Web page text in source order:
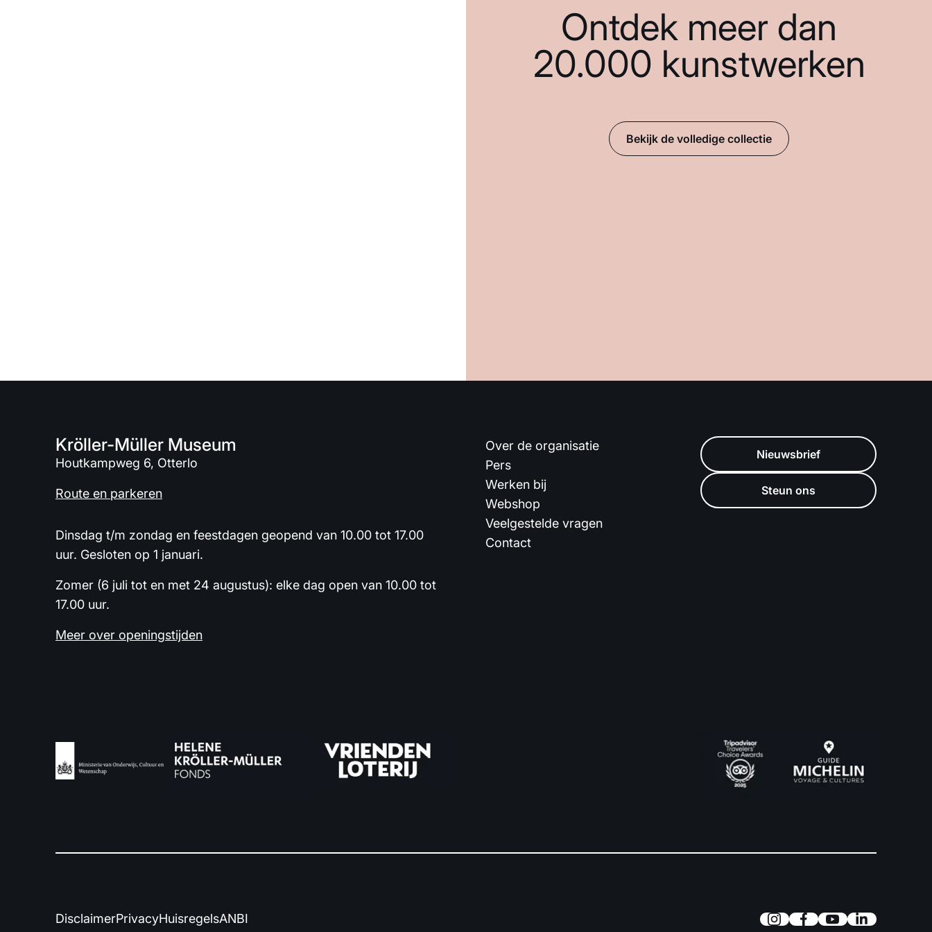
Ontdek meer dan
20.000 kunstwerken
Bekijk de volledige collectie
Kröller-Müller Museum
Houtkampweg 6, Otterlo
Route en parkeren
Dinsdag t/m zondag en feestdagen geopend van 10.00 tot 17.00
uur. Gesloten op 1 januari.
Zomer (6 juli tot en met 24 augustus): elke dag open van 10.00 tot
17.00 uur.
Meer over openingstijden
Over de organisatie
Pers
Werken bij
Webshop
Veelgestelde vragen
Contact
Nieuwsbrief
Steun ons
DisclaimerPrivacyHuisregelsANBI